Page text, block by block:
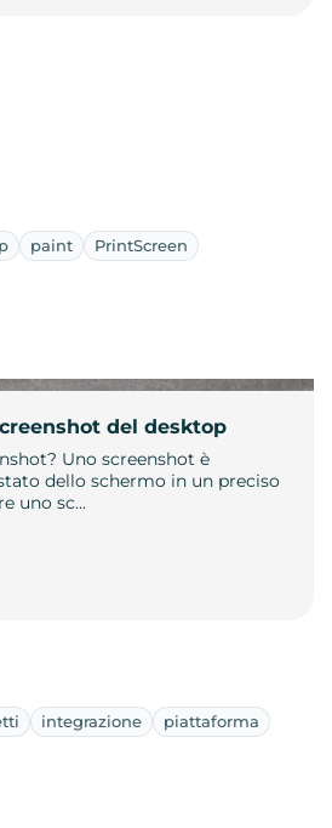
paint PrintScreen
del desktop
Uno screenshot è
dello schermo in un preciso
uno sc…
integrazione piattaforma